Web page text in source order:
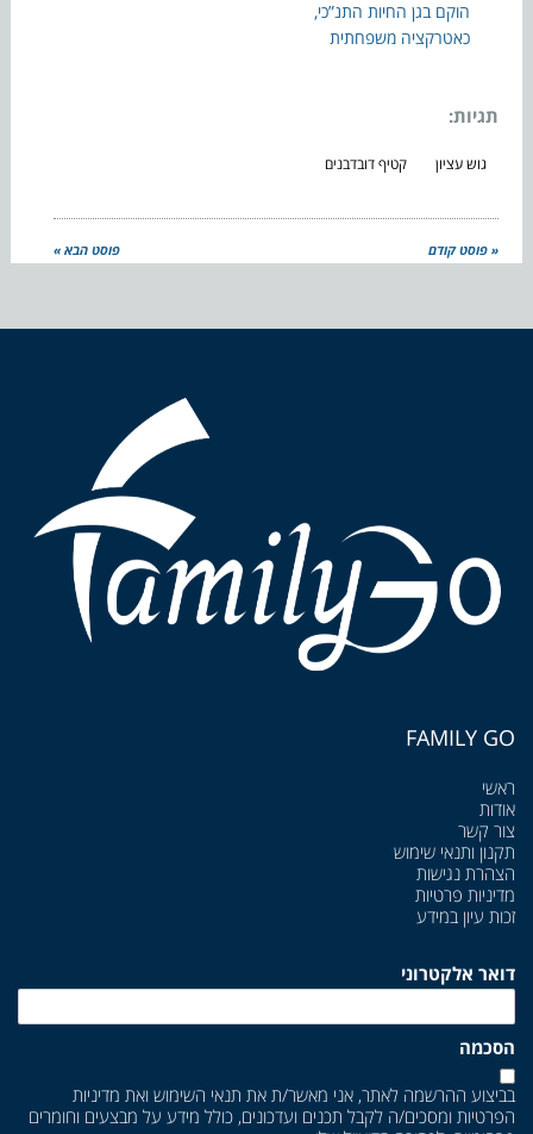
הוקם בגן החיות התנ”כי,
כאטרקציה משפחתית
תגיות:
גוש עציון קטיף דובדבנים
« פוסט קודם פוסט הבא »
FAMILY GO
ראשי
אודות
צור קשר
תקנון ותנאי שימוש
הצהרת נגישות
מדיניות פרטיות
זכות עיון במידע
דואר אלקטרוני
הסכמה
בביצוע ההרשמה לאתר, אני מאשר/ת את תנאי השימוש ואת מדיניות
הפרטיות ומסכים/ה לקבל תכנים ועדכונים, כולל מידע על מבצעים וחומרים